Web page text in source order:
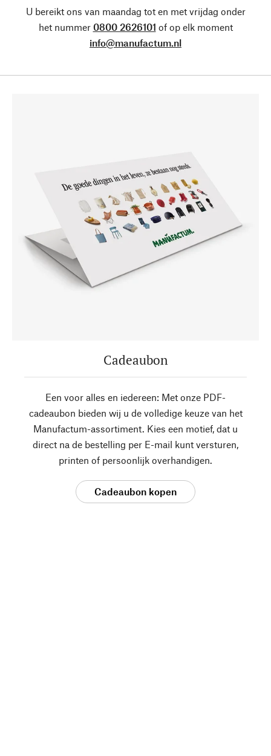
U bereikt ons van maandag tot en met vrijdag onder
het nummer 0800 2626101 of op elk moment
info@manufactum.nl
Cadeaubon
Een voor alles en iedereen: Met onze PDF-
cadeaubon bieden wij u de volledige keuze van het
Manufactum-assortiment. Kies een motief, dat u
direct na de bestelling per E-mail kunt versturen,
printen of persoonlijk overhandigen.
Cadeaubon kopen